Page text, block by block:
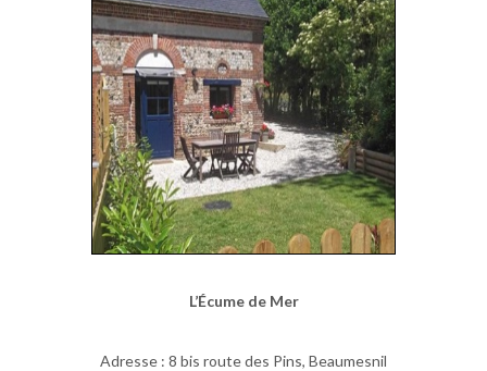
L’Écume de Mer
Adresse : 8 bis route des Pins, Beaumesnil